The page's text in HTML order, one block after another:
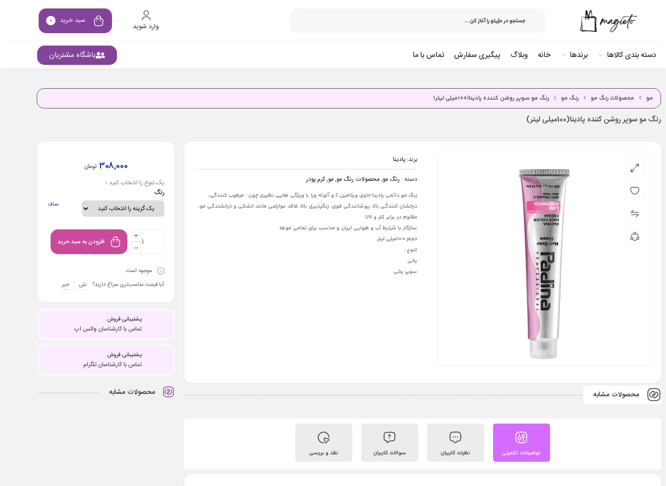
وارد شوید
سبد خرید 0
دسته بندی کالاها برندها خانه وبلاگ پیگیری سفارش تماس با ما باشگاه مشتریان
مو محصولات رنگ مو رنگ مو رنگ مو سوپر روشن کننده پادینا(100میلی لیتر)
رنگ مو سوپر روشن کننده پادینا(100میلی لیتر)
برند:پادینا
دسته : رنگ مو,محصولات رنگ مو,مو,کرم پودر
رنگ مو دائمی پادینا حاوی ویتامین C و آلوئه ورا با ویژگی هایی نظیری چون : مرطوب کنندگی،
درخشان کنندگی بالا، پوشانندگی قوی، رنگپذیری بالا، فاقد عوارضی مانند خشکی و درخشندگی مو،
مقاوم در برابر کلر و UV
سازگار با شرایط آب و هوایی ایران و مناسب برای تمامی موها
حجم:100میلی لیتر
تنوع :
یخی
سوپر یخی
محصولات مشابه
توضیحات تکمیلی نظرات کاربران سوالات کاربران نقد و بررسی
308,000 تومان
یک تنوع را انتخاب کنید ↓
رنگ
صاف
افزودن به سبد خرید
موجود است
آیا قیمت مناسب‌تری سراغ دارید؟
بلی خیر
پشتیبانی فروش
تماس با کارشناسان واتس اپ
پشتیبانی فروش
تماس با کارشناسان تلگرام
محصولات مشابه